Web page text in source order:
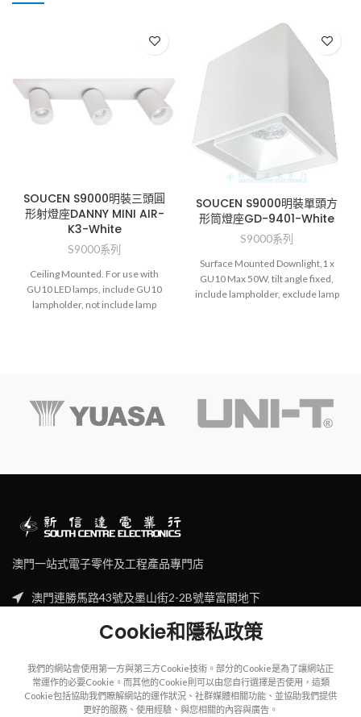
SOUCEN S9000明裝三頭圓
形射燈座DANNY MINI AIR-
K3-White
S9000系列
Ceiling Mounted. For use with
GU10 LED lamps, include GU10
lampholder, not include lamp
SOUCEN S9000明裝單頭方
形筒燈座GD-9401-White
S9000系列
Surface Mounted Downlight,1 x
GU10 Max 50W, tilt angle fixed,
include lampholder, exclude lamp
澳門一站式電子零件及工程產品專門店
澳門連勝馬路43號及墨山街2-2B號華富閣地下
Cookie和隱私政策
我們的網站會使用第一方與第三方Cookie技術。部分的Cookie是為了讓網站正
常運作的必要Cookie。而其他的Cookie則可以由您自行選擇是否使用，這類
Cookie包括協助我們瞭解網站的運作狀況、社群媒體相關功能、並協助我們提供
更好的服務、使用經驗、與您相關的內容與廣告。